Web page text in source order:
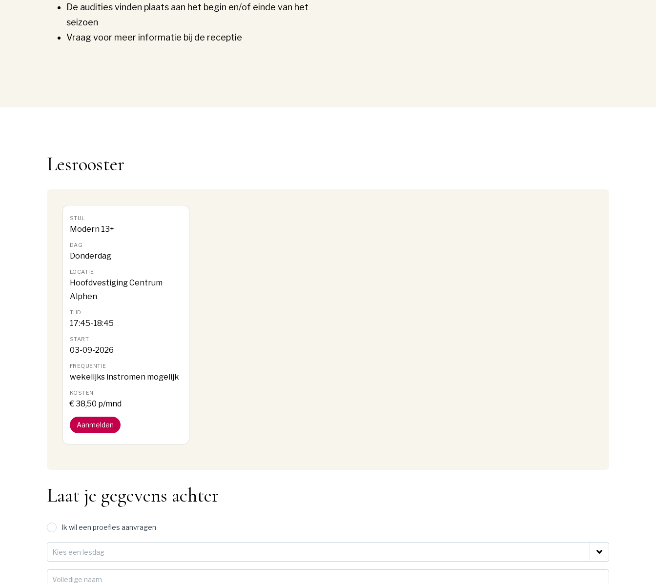
De audities vinden plaats aan het begin en/of einde van het
seizoen
Vraag voor meer informatie bij de receptie
Lesrooster
Modern 13+
Donderdag
Hoofdvestiging Centrum
Alphen
17:45-18:45
03-09-2026
wekelijks instromen mogelijk
€ 38,50 p/mnd
Aanmelden
Laat je gegevens achter
Ik wil een proefles aanvragen